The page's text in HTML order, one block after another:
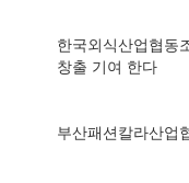
한국외식산업협동
창출 기여 한다
부산패션칼라산업